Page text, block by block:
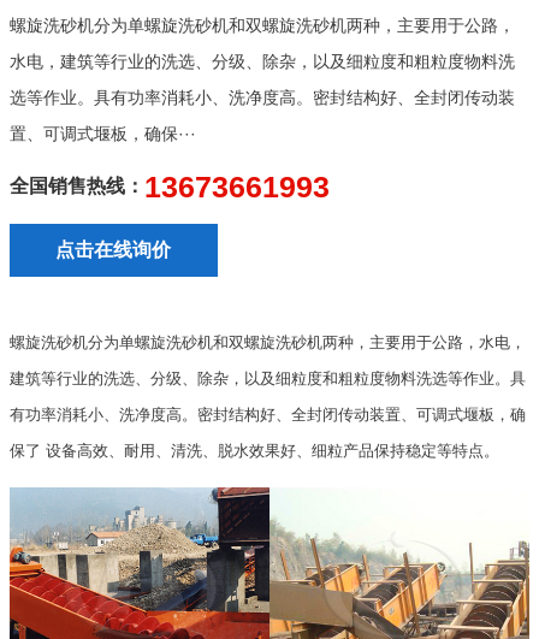
螺旋洗砂机分为单螺旋洗砂机和双螺旋洗砂机两种，主要用于公路，
水电，建筑等行业的洗选、分级、除杂，以及细粒度和粗粒度物料洗
选等作业。具有功率消耗小、洗净度高。密封结构好、全封闭传动装
置、可调式堰板，确保···
全国销售热线： 13673661993
点击在线询价
螺旋洗砂机分为单螺旋洗砂机和双螺旋洗砂机两种，主要用于公路，水电，
建筑等行业的洗选、分级、除杂，以及细粒度和粗粒度物料洗选等作业。具
有功率消耗小、洗净度高。密封结构好、全封闭传动装置、可调式堰板，确
保了 设备高效、耐用、清洗、脱水效果好、细粒产品保持稳定等特点。